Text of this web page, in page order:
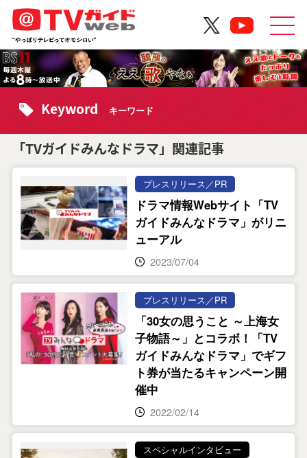
Keyword キーワード
「TVガイドみんなドラマ」関連記事
プレスリリース／PR
ドラマ情報Webサイト「TV
ガイドみんなドラマ」がリニ
ューアル
2023/07/04
プレスリリース／PR
「30女の思うこと ～上海女
子物語～」とコラボ！「TV
ガイドみんなドラマ」でギフ
ト券が当たるキャンペーン開
催中
2022/02/14
スペシャルインタビュー